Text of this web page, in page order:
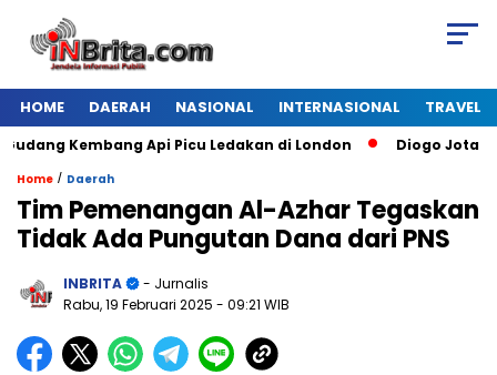
HOME DAERAH NASIONAL INTERNASIONAL TRAVEL
Kembang Api Picu Ledakan di London Diogo Jota Dies
Home / Daerah
Tim Pemenangan Al-Azhar Tegaskan
Tidak Ada Pungutan Dana dari PNS
INBRITA
- Jurnalis
Rabu, 19 Februari 2025 - 09:21 WIB